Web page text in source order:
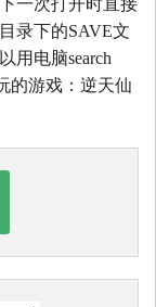
一次打开时直接
录下的SAVE文
用电脑search
的游戏：逆天仙